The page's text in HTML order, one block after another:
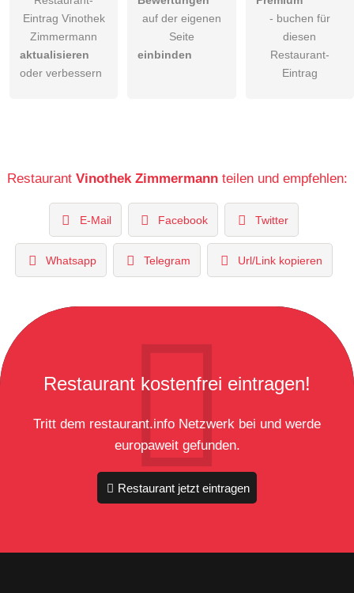
Eintrag Vinothek
Zimmermann
aktualisieren
oder verbessern
auf der eigenen
Seite
einbinden
- buchen für
diesen
Restaurant-
Eintrag
Restaurant Vinothek Zimmermannteilen und empfehlen:
E-Mail Facebook Twitter
Whatsapp Telegram Url/Link kopieren
Restaurant kostenfrei eintragen!
Tritt dem restaurant.info Netzwerk bei und werde
europaweit gefunden.
Restaurant jetzt eintragen